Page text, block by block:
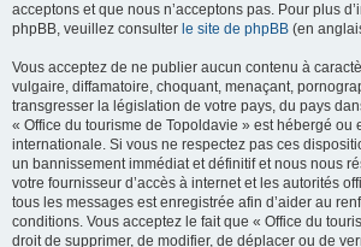
acceptons et que nous n’acceptons pas. Pour plus
phpBB, veuillez consulter le site de phpBB (en
Vous acceptez de ne publier aucun contenu à
vulgaire, diffamatoire, choquant, menaçant,
transgresser la législation de votre pays, du pays
« Office du tourisme de Topoldavie » est hébergé ou
internationale. Si vous ne respectez pas ces
un bannissement immédiat et définitif et nous nous
votre fournisseur d’accès à internet et les autorités
tous les messages est enregistrée afin d’aider au
conditions. Vous acceptez le fait que « Office du
droit de supprimer, de modifier, de déplacer ou de